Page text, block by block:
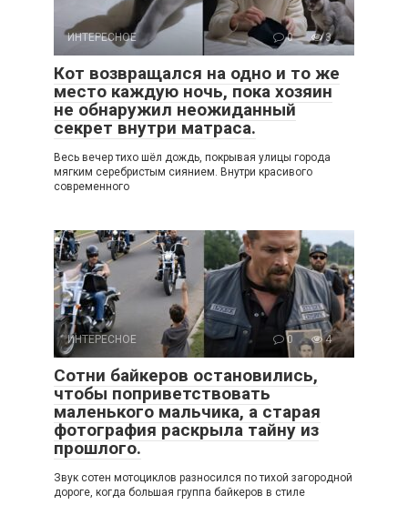
ИНТЕРЕСНОЕ 0 3
Кот возвращался на одно и то же
место каждую ночь, пока хозяин
не обнаружил неожиданный
секрет внутри матраса.
Весь вечер тихо шёл дождь, покрывая улицы города
мягким серебристым сиянием. Внутри красивого
современного
ИНТЕРЕСНОЕ 0 4
Сотни байкеров остановились,
чтобы поприветствовать
маленького мальчика, а старая
фотография раскрыла тайну из
прошлого.
Звук сотен мотоциклов разносился по тихой загородной
дороге, когда большая группа байкеров в стиле